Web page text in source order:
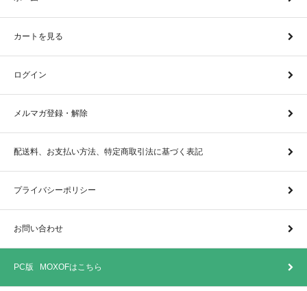
カートを見る
ログイン
メルマガ登録・解除
配送料、お支払い方法、特定商取引法に基づく表記
プライバシーポリシー
お問い合わせ
PC版 MOXOFはこちら